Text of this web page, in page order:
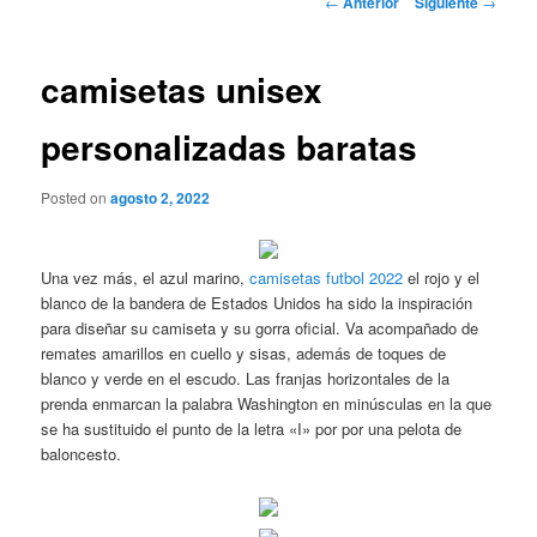
camisetas unisex
personalizadas baratas
Posted onagosto 2, 2022
Una vez más, el azul marino,camisetas futbol 2022 el rojo y el
blanco de la bandera de Estados Unidos ha sido la inspiración
para diseñar su camiseta y su gorra oficial. Va acompañado de
remates amarillos en cuello y sisas, además de toques de
blanco y verde en el escudo. Las franjas horizontales de la
prenda enmarcan la palabra Washington en minúsculas en la que
se ha sustituido el punto de la letra «I» por por una pelota de
baloncesto.